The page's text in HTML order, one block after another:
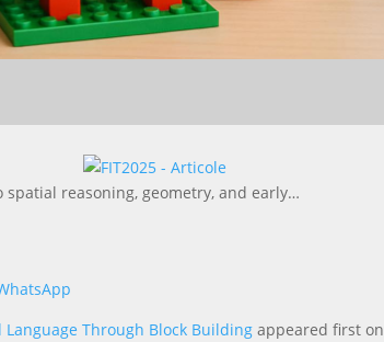
reasoning, geometry, and early…
Language Through Block Building appeared first on